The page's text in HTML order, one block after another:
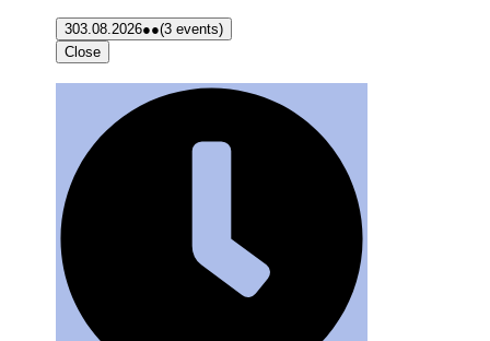
303.08.2026●●(3 events)
Close